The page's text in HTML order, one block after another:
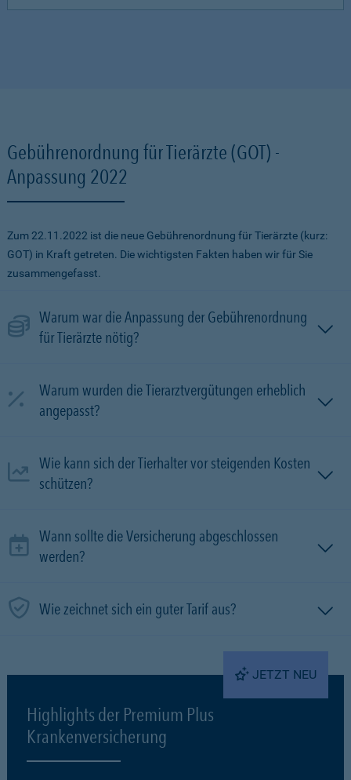
Gebührenordnung für Tierärzte (GOT) -
Anpassung 2022
Zum 22.11.2022 ist die neue Gebührenordnung für Tierärzte (kurz:
GOT) in Kraft getreten. Die wichtigsten Fakten haben wir für Sie
zusammengefasst.
Warum war die Anpassung der Gebührenordnung
für Tierärzte nötig?
Warum wurden die Tierarztvergütungen erheblich
angepasst?
Wie kann sich der Tierhalter vor steigenden Kosten
schützen?
Wann sollte die Versicherung abgeschlossen
werden?
Wie zeichnet sich ein guter Tarif aus?
JETZT NEU
Highlights der Premium Plus
Krankenversicherung